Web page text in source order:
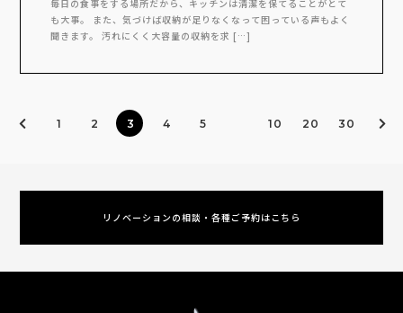
毎日の食事をする場所だから、キッチンは清潔を保てることがとて
も大事。 また、気づけば収納が足りなくなって困っている声もよく
聞きます。 汚れにくく大容量の収納を求 […]
1 2 3 4 5 10 20 30
リノベーションの相談・各種ご予約はこちら